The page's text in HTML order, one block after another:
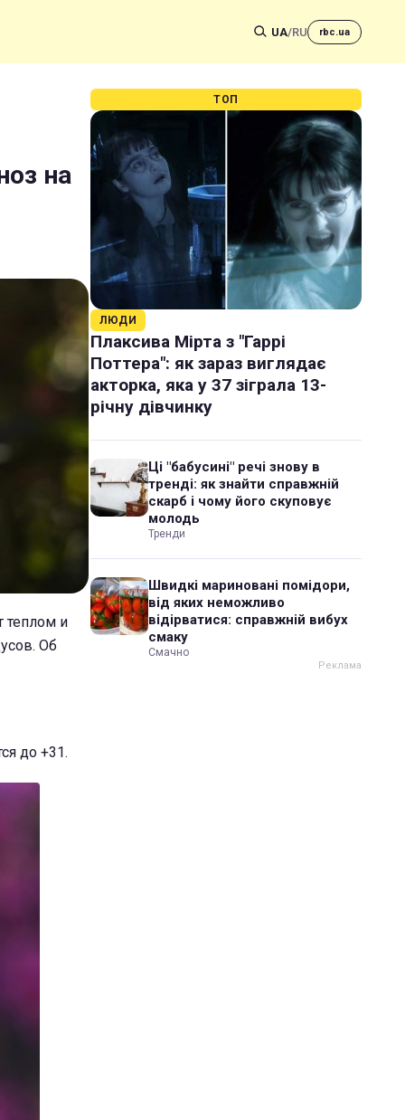
UA/RU rbc.ua
на
теплом и
Об
до +31.
ТОП
ЛЮДИ
Плаксива Мірта з "Гаррі
Поттера": як зараз виглядає
акторка, яка у 37 зіграла 13-
річну дівчинку
Ці "бабусині" речі знову в
тренді: як знайти справжній
скарб і чому його скуповує
молодь
Тренди
Швидкі мариновані помідори,
від яких неможливо
відірватися: справжній вибух
смаку
Смачно